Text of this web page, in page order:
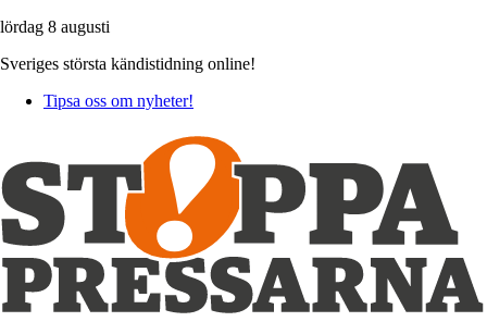
lördag 8 augusti
Sveriges största kändistidning online!
Tipsa oss om nyheter!